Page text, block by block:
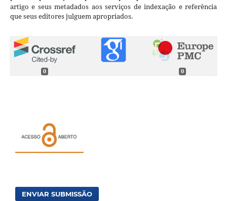
artigo e seus metadados aos serviços de indexação e referência
que seus editores julguem apropriados.
0 0
ENVIAR SUBMISSÃO